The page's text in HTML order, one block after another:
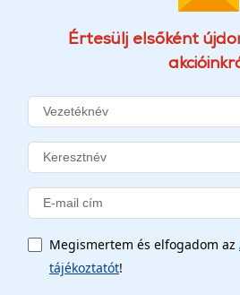
Értesülj elsőként
Megismertem és elfogadom az
tájékoztatót!